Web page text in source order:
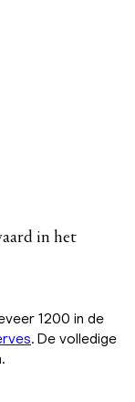
in het
1200 in de
. De volledige